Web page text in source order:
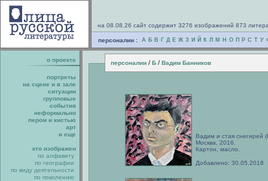
на 08.08.26 сайт содержит 3276 изображений 873
персоналии : А Б В Г Д Е Ж З И Й К Л М Н О П Р С Т У
о проекте персоналии / Б / Вадим Банников
портреты
на сцене и в зале
ситуации
групповые
события
неформально
пером и кистью
арт
и еще
кто изображен
по алфавиту
по географии
по виду деятельности
по поколению
Вадим и стая снегирей
Москва, 2016.
Картон, масло.
Добавлено: 30.05.2018